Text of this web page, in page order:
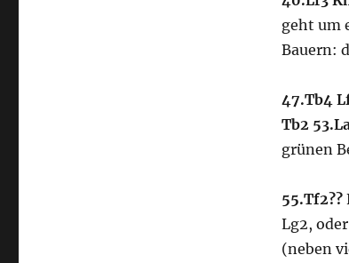
geht um
Bauern:
47.Tb4
Tb2
grünen
55.Tf2??
Lg2,
(neben